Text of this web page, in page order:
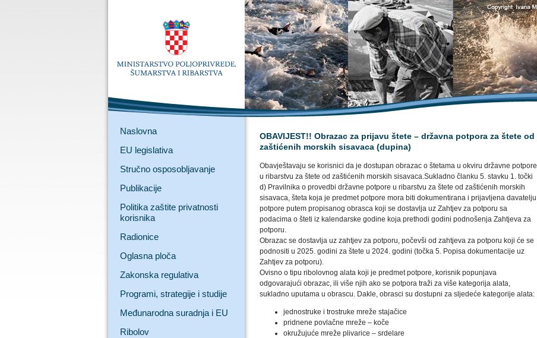
Naslovna
EU legislativa
Stručno osposobljavanje
Publikacije
Politika zaštite privatnosti
korisnika
Radionice
Oglasna ploča
Zakonska regulativa
Programi, strategije i studije
Međunarodna suradnja i EU
Ribolov
OBAVIJEST!! Obrazac za prijavu štete – državna potpora za štete od
zaštićenih morskih sisavaca (dupina)
Obavještavaju se korisnici da je dostupan obrazac o štetama u okviru državne potpore
u ribarstvu za štete od zaštićenih morskih sisavaca.Sukladno članku 5. stavku 1. točki
d) Pravilnika o provedbi državne potpore u ribarstvu za štete od zaštićenih morskih
sisavaca, šteta koja je predmet potpore mora biti dokumentirana i prijavljena davatelju
potpore putem propisanog obrasca koji se dostavlja uz Zahtjev za potporu sa
podacima o šteti iz kalendarske godine koja prethodi godini podnošenja Zahtjeva za
potporu.
Obrazac se dostavlja uz zahtjev za potporu, počevši od zahtjeva za potporu koji će se
podnositi u 2025. godini za štete u 2024. godini (točka 5. Popisa dokumentacije uz
Zahtjev za potporu).
Ovisno o tipu ribolovnog alata koji je predmet potpore, korisnik popunjava
odgovarajući obrazac, ili više njih ako se potpora traži za više kategorija alata,
sukladno uputama u obrascu. Dakle, obrasci su dostupni za sljedeće kategorije alata:
jednostruke i trostruke mreže stajačice
pridnene povlačne mreže – koče
okružujuće mreže plivarice – srdelare